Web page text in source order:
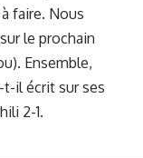
faire. Nous
le prochain
Ensemble,
il écrit sur ses
2-1.